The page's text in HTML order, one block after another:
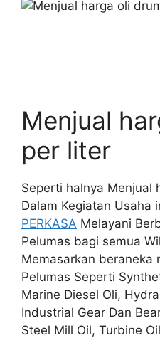
Menjual
per liter
Seperti halnya Menjual
Dalam Kegiatan Usaha
PERKASA Melayani
Pelumas bagi semua
Memasarkan beraneka
Pelumas Seperti
Marine Diesel Oli,
Industrial Gear Dan
Steel Mill Oil, Turbine